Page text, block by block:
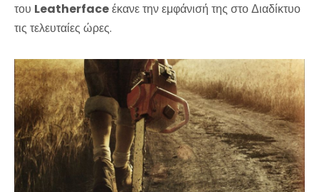
του Leatherfaceέκανε την εμφάνισή της στο Διαδίκτυο
τις τελευταίες ώρες.